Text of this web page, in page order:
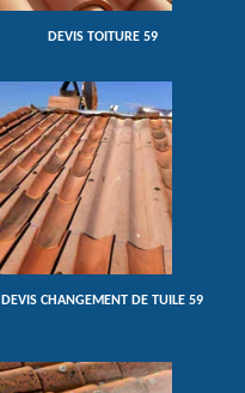
DEVIS TOITURE 59
DEVIS CHANGEMENT DE TUILE 59